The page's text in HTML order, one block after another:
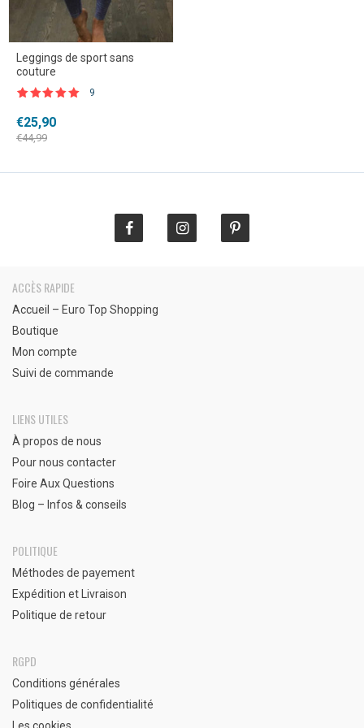
Leggings de sport sans
couture
sur
notations
client
9
€44,99
Le
prix
€25,90
Le
prix
ACCÈS RAPIDE
Accueil – Euro Top Shopping
Boutique
Mon compte
Suivi de commande
LIENS UTILES
À propos de nous
Pour nous contacter
Foire Aux Questions
Blog – Infos & conseils
POLITIQUE
Méthodes de payement
Expédition et Livraison
Politique de retour
RGPD
Conditions générales
Politiques de confidentialité